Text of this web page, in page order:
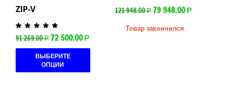
ZIP-V
91 269.00 Р 72 500.00 Р
ВЫБЕРИТЕ
ОПЦИИ
121 948.00 Р 79 948.00 Р
Товар закончился